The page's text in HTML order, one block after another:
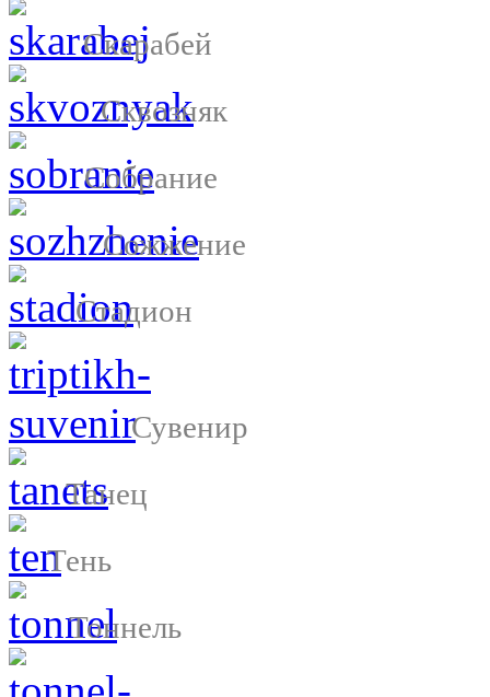
Скарабей
Сквозняк
Собрание
Сожжение
Стадион
Сувенир
Танец
Тень
Тоннель